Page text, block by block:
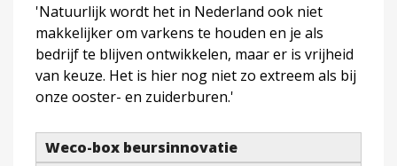
'Natuurlijk wordt het in Nederland ook niet
makkelijker om varkens te houden en je als
bedrijf te blijven ontwikkelen, maar er is vrijheid
van keuze. Het is hier nog niet zo extreem als bij
onze ooster- en zuiderburen.'
Weco-box beursinnovatie